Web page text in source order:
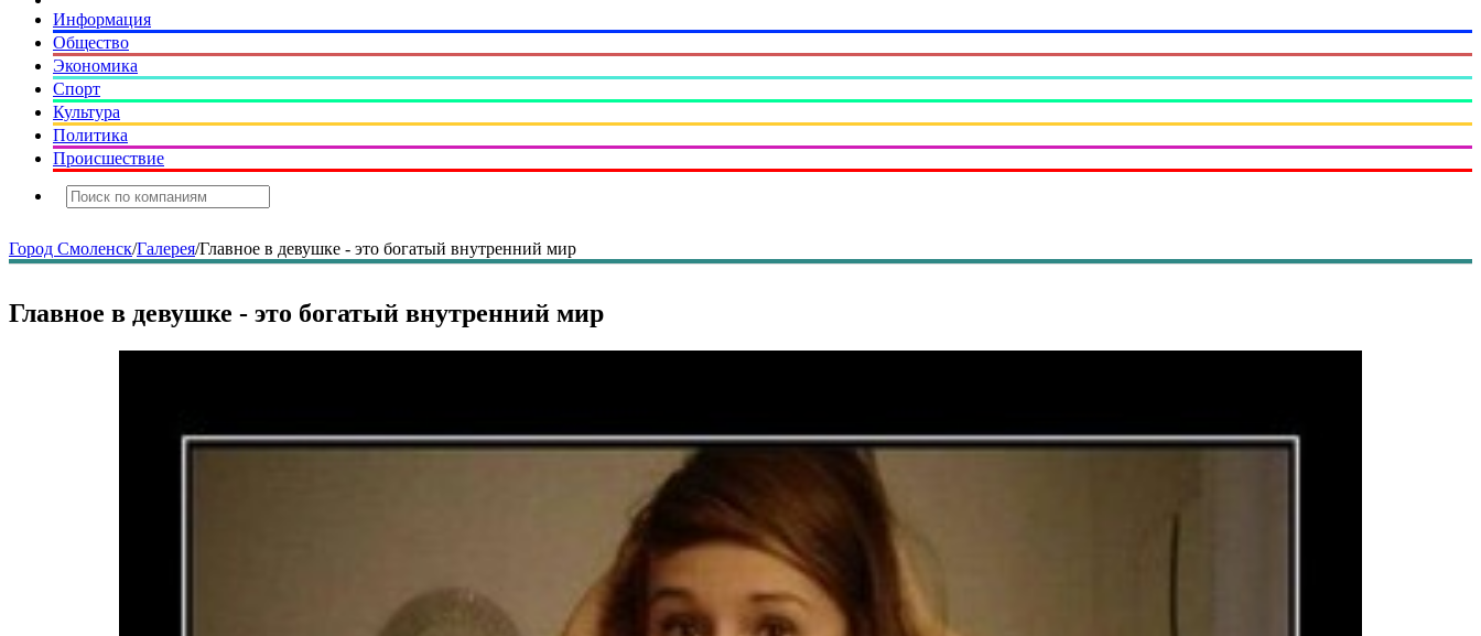
Информация
Общество
Экономика
Спорт
Культура
Политика
Происшествие
Город Смоленск/Галерея/Главное в девушке - это богатый внутренний мир
Главное в девушке - это богатый внутренний мир